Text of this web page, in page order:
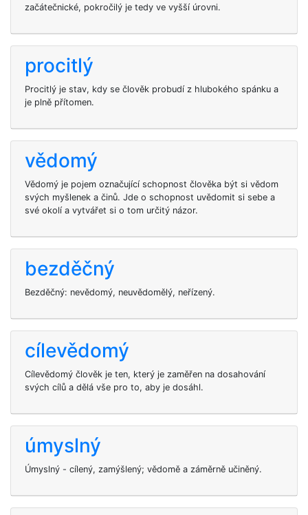
začátečnické, pokročilý je tedy ve vyšší úrovni.
procitlý
Procitlý je stav, kdy se člověk probudí z hlubokého spánku a
je plně přítomen.
vědomý
Vědomý je pojem označující schopnost člověka být si vědom
svých myšlenek a činů. Jde o schopnost uvědomit si sebe a
své okolí a vytvářet si o tom určitý názor.
bezděčný
Bezděčný: nevědomý, neuvědomělý, neřízený.
cílevědomý
Cílevědomý člověk je ten, který je zaměřen na dosahování
svých cílů a dělá vše pro to, aby je dosáhl.
úmyslný
Úmyslný - cílený, zamýšlený; vědomě a záměrně učiněný.